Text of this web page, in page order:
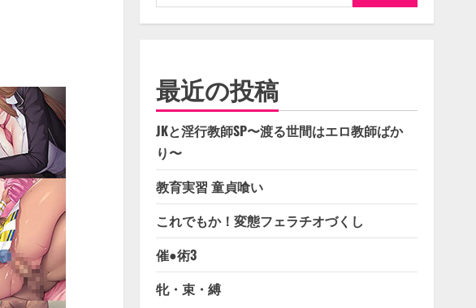
索:
最近の投稿
JKと淫行教師SP〜渡る世間はエロ教師ばか
り〜
教育実習 童貞喰い
これでもか！変態フェラチオづくし
催●術3
牝・束・縛